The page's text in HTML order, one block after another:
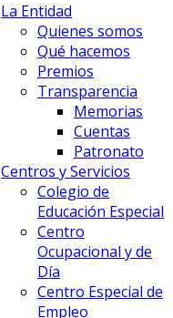
La Entidad
Quienes somos
Qué hacemos
Premios
Transparencia
Memorias
Cuentas
Patronato
Centros y Servicios
Colegio de
Educación Especial
Centro
Ocupacional y de
Día
Centro Especial de
Empleo